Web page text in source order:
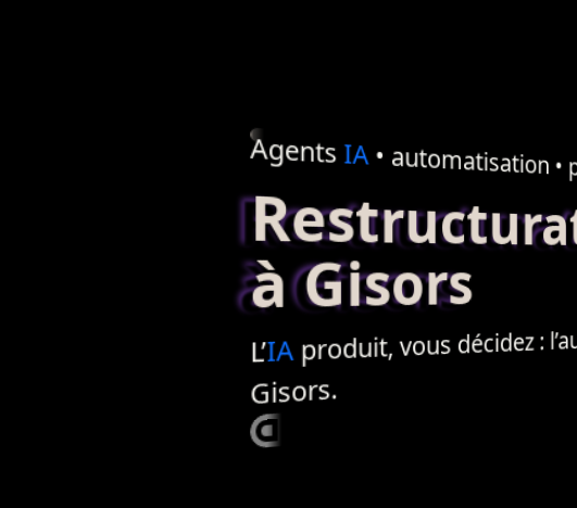
AgentsIA• automatisation•
à Gisors
L’IAproduit, vous décidez : l’
Gisors.